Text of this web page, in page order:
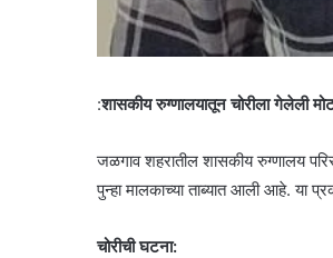
:शासकीय रुग्णालयातून चोरीला गेलेली
जळगाव शहरातील शासकीय रुग्णालय
पुन्हा मालकाच्या ताब्यात आली आहे. या
चोरीची घटना: